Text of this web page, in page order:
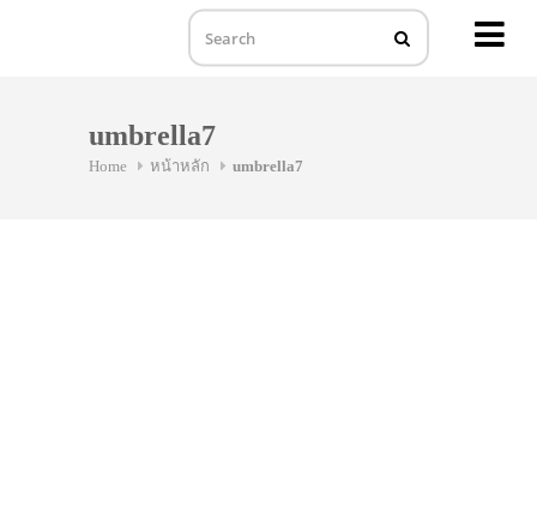
umbrella7
Home หน้าหลัก umbrella7